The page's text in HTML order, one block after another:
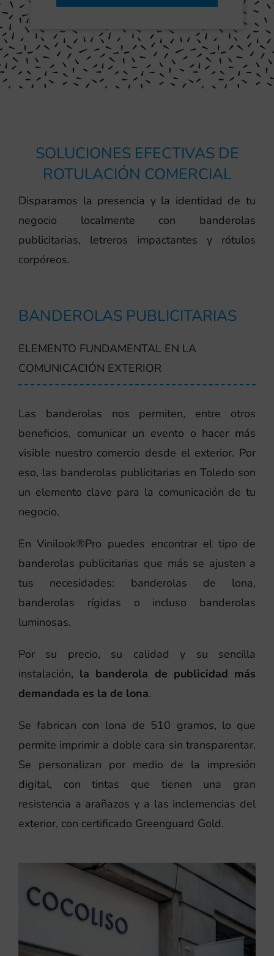
SOLUCIONES EFECTIVAS DE
ROTULACIÓN COMERCIAL
Disparamos la presencia y la identidad de tu
negocio localmente con banderolas
publicitarias, letreros impactantes y rótulos
corpóreos.
BANDEROLAS PUBLICITARIAS
ELEMENTO FUNDAMENTAL EN LA
COMUNICACIÓN EXTERIOR
Las banderolas nos permiten, entre otros
beneficios, comunicar un evento o hacer más
visible nuestro comercio desde el exterior. Por
eso, las banderolas publicitarias en Toledo son
un elemento clave para la comunicación de tu
negocio.
En Vinilook®Pro puedes encontrar el tipo de
banderolas publicitarias que más se ajusten a
tus necesidades: banderolas de lona,
banderolas rígidas o incluso banderolas
luminosas.
Por su precio, su calidad y su sencilla
instalación, la banderola de publicidad más
demandada es la de lona.
Se fabrican con lona de 510 gramos, lo que
permite imprimir a doble cara sin transparentar.
Se personalizan por medio de la impresión
digital, con tintas que tienen una gran
resistencia a arañazos y a las inclemencias del
exterior, con certificado Greenguard Gold.